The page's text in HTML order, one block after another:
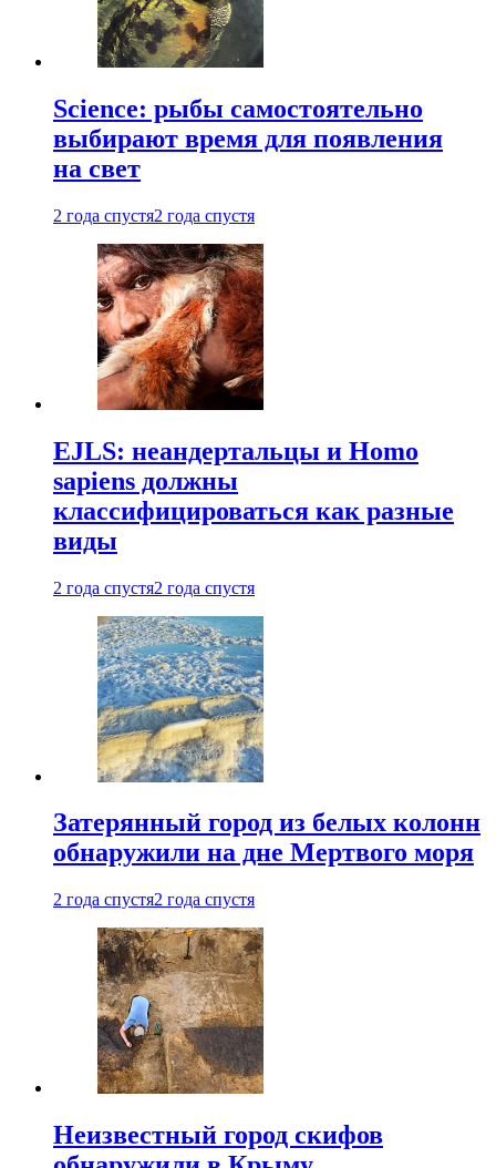
Science: рыбы самостоятельно
выбирают время для появления
на свет
2 года спустя2 года спустя
EJLS: неандертальцы и Homo
sapiens должны
классифицироваться как разные
виды
2 года спустя2 года спустя
Затерянный город из белых колонн
обнаружили на дне Мертвого моря
2 года спустя2 года спустя
Неизвестный город скифов